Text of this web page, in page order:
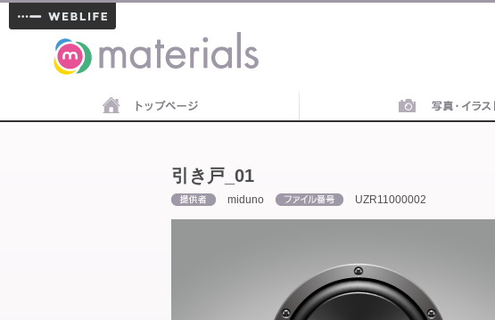
materials
引き戸_01
miduno UZR11000002